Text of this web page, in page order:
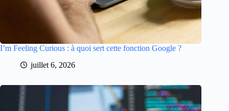
I’m Feeling Curious : à quoi sert cette fonction Google ?
juillet 6, 2026